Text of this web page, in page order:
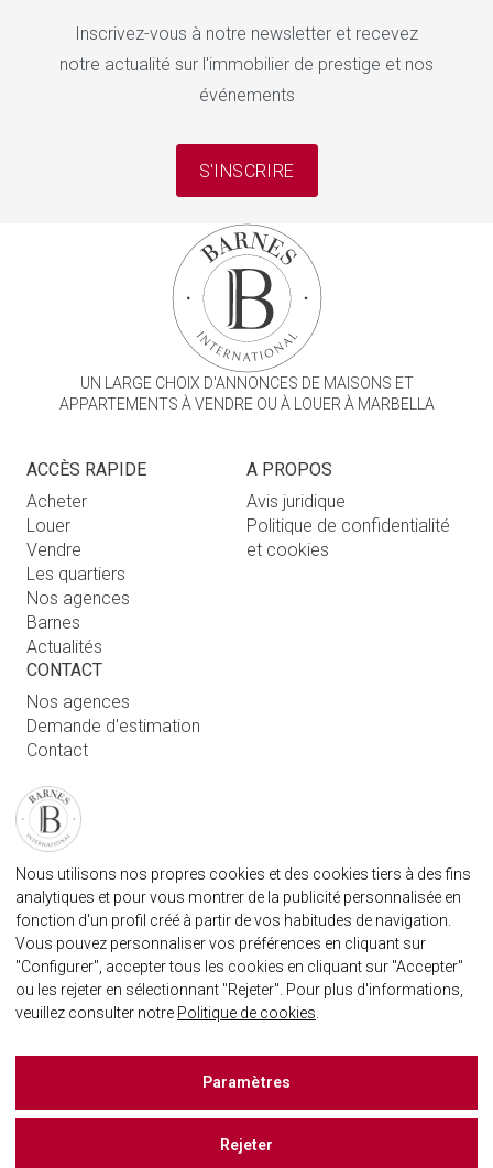
Inscrivez-vous à notre newsletter et recevez
notre actualité sur l'immobilier de prestige et nos
événements
S'INSCRIRE
UN LARGE CHOIX D'ANNONCES DE MAISONS ET
APPARTEMENTS À VENDRE OU À LOUER À MARBELLA
ACCÈS RAPIDE
Acheter
Louer
Vendre
Les quartiers
Nos agences
Barnes
Actualités
A PROPOS
Avis juridique
Politique de confidentialité
et cookies
CONTACT
Nos agences
Demande d'estimation
Contact
FAQ
AGENECE IMMOBILIÈRE BARNES MARBELLA
marbella@barnes-international.com
+34 614 25 01 89
Nous utilisons nos propres cookies et des cookies tiers à des fins
analytiques et pour vous montrer de la publicité personnalisée en
fonction d'un profil créé à partir de vos habitudes de navigation.
Vous pouvez personnaliser vos préférences en cliquant sur
"Configurer", accepter tous les cookies en cliquant sur "Accepter"
ou les rejeter en sélectionnant "Rejeter". Pour plus d'informations,
veuillez consulter notre Politique de cookies
Paramètres
Rejeter